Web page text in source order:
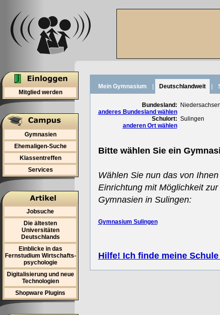
Mitglied werden
Gymnasien
Ehemaligen-Suche
Klassentreffen
Services
Jobsuche
Die ältesten
Universitäten
Deutschlands
Einblicke in das
Fernstudium Wirtschafts-
psychologie
Digitalisierung und neue
Technologien
Shopware Plugins
Mein Gymnasium Deutschlandweit
Bundesland:
anderes Bundesland wählen
Schulort:
anderen Ort wählen
Sulingen
Bitte wählen Sie ein
Wählen Sie nun das von
Einrichtung mit Möglichkeit
Gymnasien in Sulingen:
Gymnasium Sulingen
Hilfe! Ich finde meine